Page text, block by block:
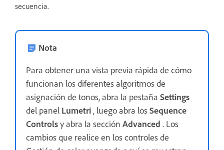
secuencia.
Nota
Para obtener una vista previa rápida de cómo
funcionan los diferentes algoritmos de
asignación de tonos, abra la pestaña Settings
del panel Lumetri , luego abra losSequence
Controlsy abra la sección Advanced . Los
cambios que realice en los controles de